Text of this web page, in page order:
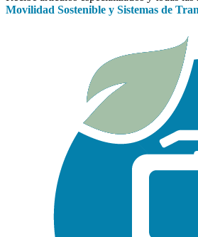
Movilidad Sostenible y Sistemas de